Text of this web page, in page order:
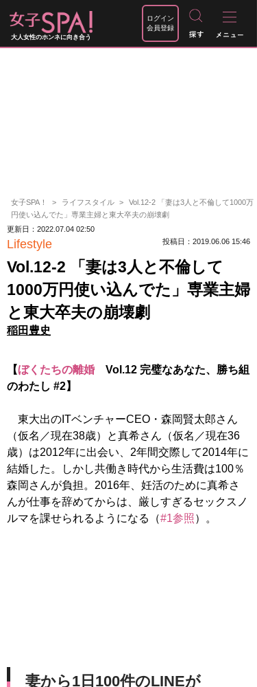
大人女性のホンネに向き合う
ログイン
会員登録
女子SPA！ ライフスタイル
Vol.12-2 「妻は3人と不倫して1000万
円使い込んでた」専業主婦と東大卒夫の崩壊劇
更新日：2022.07.04 02:50
Lifestyle 投稿日：2019.06.06 15:46
Vol.12-2 「妻は3人と不倫して
1000万円使い込んでた」専業主婦
と東大卒夫の崩壊劇
稲田豊史
【ぼくたちの離婚 Vol.12 完璧なあなた、勝ち組
のわたし #2】
東大出のITベンチャーCEO・森岡賢太郎さん
（仮名／現在38歳）と真希さん（仮名／現在36
歳）は2012年に出会い、2年間交際して2014年に
結婚した。しかし共働き時代から生活費は100％
森岡さんが負担。2016年、妊活のために真希さ
んが仕事を辞めてからは、厳しすぎるセックスノ
ルマを課せられるようになる（#1参照 ）。
妻から1日100件のLINEが